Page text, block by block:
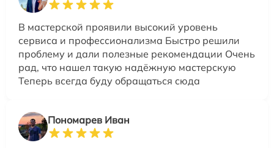
В мастерской проявили высокий уровень
сервиса и профессионализма Быстро решили
проблему и дали полезные рекомендации Очень
рад, что нашел такую надёжную мастерскую
Теперь всегда буду обращаться сюда
Пономарев Иван